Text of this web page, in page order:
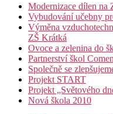
Modernizace dílen na
Vybudování učebny
Výměna
ZŠ Krátká
Ovoce a zelenina do
Partnerství škol
Společně se
Projekt START
Projekt „Světového
Nová škola 2010